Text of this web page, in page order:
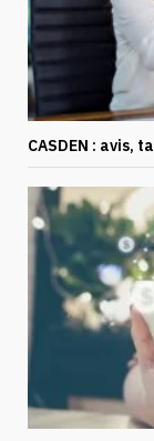
CASDEN : avis,